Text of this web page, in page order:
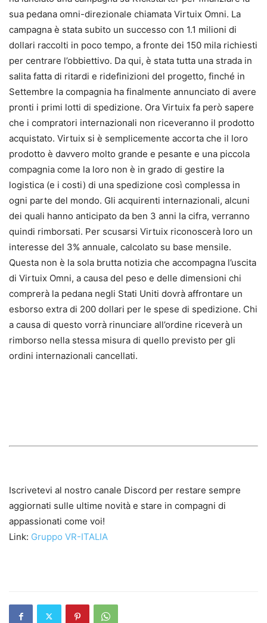
sua pedana omni-direzionale chiamata Virtuix Omni. La
campagna è stata subito un successo con 1.1 milioni di
dollari raccolti in poco tempo, a fronte dei 150 mila richiesti
per centrare l’obbiettivo. Da qui, è stata tutta una strada in
salita fatta di ritardi e ridefinizioni del progetto, finché in
Settembre la compagnia ha finalmente annunciato di avere
pronti i primi lotti di spedizione. Ora Virtuix fa però sapere
che i compratori internazionali non riceveranno il prodotto
acquistato. Virtuix si è semplicemente accorta che il loro
prodotto è davvero molto grande e pesante e una piccola
compagnia come la loro non è in grado di gestire la
logistica (e i costi) di una spedizione così complessa in
ogni parte del mondo. Gli acquirenti internazionali, alcuni
dei quali hanno anticipato da ben 3 anni la cifra, verranno
quindi rimborsati. Per scusarsi Virtuix riconoscerà loro un
interesse del 3% annuale, calcolato su base mensile.
Questa non è la sola brutta notizia che accompagna l’uscita
di Virtuix Omni, a causa del peso e delle dimensioni chi
comprerà la pedana negli Stati Uniti dovrà affrontare un
esborso extra di 200 dollari per le spese di spedizione. Chi
a causa di questo vorrà rinunciare all’ordine riceverà un
rimborso nella stessa misura di quello previsto per gli
ordini internazionali cancellati.
Iscrivetevi al nostro canale Discord per restare sempre
aggiornati sulle ultime novità e stare in compagni di
appassionati come voi!
Link: Gruppo VR-ITALIA